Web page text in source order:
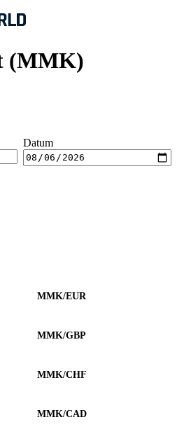
(MMK)
Datum
MMK/EUR
MMK/GBP
MMK/CHF
MMK/CAD